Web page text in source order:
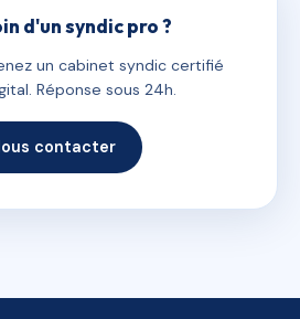
d'un syndic pro ?
un cabinet syndic certifié
Réponse sous 24h.
contacter